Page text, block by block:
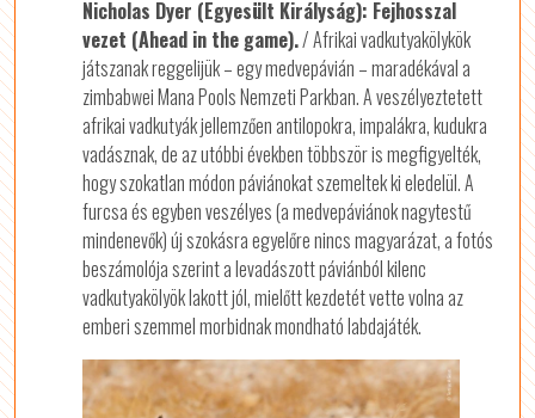
Nicholas Dyer (Egyesült Királyság): Fejhosszal
vezet (Ahead in the game)./ Afrikai vadkutyakölykök
játszanak reggelijük – egy medvepávián – maradékával a
zimbabwei Mana Pools Nemzeti Parkban. A veszélyeztetett
afrikai vadkutyák jellemzően antilopokra, impalákra, kudukra
vadásznak, de az utóbbi években többször is megfigyelték,
hogy szokatlan módon páviánokat szemeltek ki eledelül. A
furcsa és egyben veszélyes (a medvepáviánok nagytestű
mindenevők) új szokásra egyelőre nincs magyarázat, a fotós
beszámolója szerint a levadászott páviánból kilenc
vadkutyakölyök lakott jól, mielőtt kezdetét vette volna az
emberi szemmel morbidnak mondható labdajáték.